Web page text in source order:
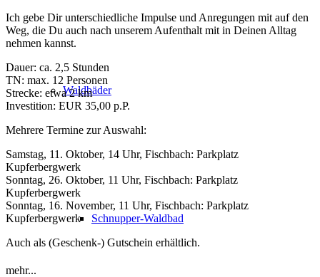
Waldbäder
Schnupper-Waldbad
Ich gebe Dir unterschiedliche Impulse und Anregungen mit auf den
Weg, die Du auch nach unserem Aufenthalt mit in Deinen Alltag
nehmen kannst.
Dauer: ca. 2,5 Stunden
TN: max. 12 Personen
Strecke: etwa 2 km
Investition: EUR 35,00 p.P.
Mehrere Termine zur Auswahl:
Samstag, 11. Oktober, 14 Uhr, Fischbach: Parkplatz
Kupferbergwerk
Sonntag, 26. Oktober, 11 Uhr, Fischbach: Parkplatz
Kupferbergwerk
Sonntag, 16. November, 11 Uhr, Fischbach: Parkplatz
Kupferbergwerk
Auch als (Geschenk-) Gutschein erhältlich.
mehr...